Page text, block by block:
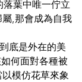
葉中唯一佇立
,那會成為自我
底是外在的美
何面對各種被
模仿花草來象